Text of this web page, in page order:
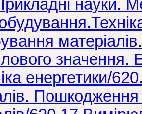
науки.
значення.
енергетики/
Пошкодження